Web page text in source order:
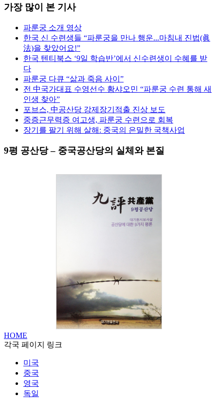
가장 많이 본 기사
파룬궁 소개 영상
한국 신 수련생들 “파룬궁을 만나 행운...마침내 진법(眞
法)을 찾았어요!”
한국 텐티북스 ‘9일 학습반’에서 신수련생이 수혜를 받
다
파룬궁 다큐 “삶과 죽음 사이”
전 中국가대표 수영선수 황샤오민 “파룬궁 수련 통해 새
인생 찾아”
포브스, 中공산당 강제장기적출 진상 보도
중증근무력증 여고생, 파룬궁 수련으로 회복
장기를 팔기 위해 살해: 중국의 은밀한 국책사업
9평 공산당 – 중국공산당의 실체와 본질
HOME
각국 페이지 링크
미국
중국
영국
독일